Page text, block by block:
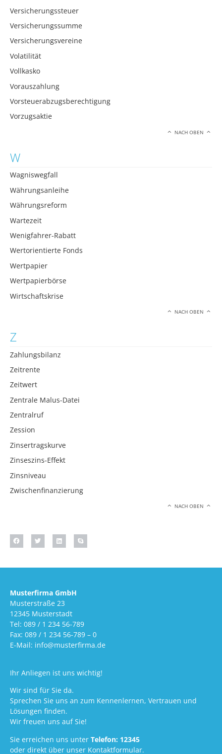
Versicherungssteuer
Versicherungssumme
Versicherungsvereine
Volatilität
Vollkasko
Vorauszahlung
Vorsteuerabzugsberechtigung
Vorzugsaktie
NACH OBEN
W
Wagniswegfall
Währungsanleihe
Währungsreform
Wartezeit
Wenigfahrer-Rabatt
Wertorientierte Fonds
Wertpapier
Wertpapierbörse
Wirtschaftskrise
NACH OBEN
Z
Zahlungsbilanz
Zeitrente
Zeitwert
Zentrale Malus-Datei
Zentralruf
Zession
Zinsertragskurve
Zinseszins-Effekt
Zinsniveau
Zwischenfinanzierung
NACH OBEN
Musterfirma GmbH
Musterstraße 23
12345 Musterstadt
Tel: 089 / 1 234 56-789
Fax: 089 / 1 234 56-789 – 0
E-Mail: info@musterfirma.de
Ihr Anliegen ist uns wichtig!
Wir sind für Sie da.
Sprechen Sie uns an zum Kennenlernen, Vertrauen und
Lösungen finden.
Wir freuen uns auf Sie!
Sie erreichen uns unter Telefon: 12345
oder direkt über unser Kontaktformular.